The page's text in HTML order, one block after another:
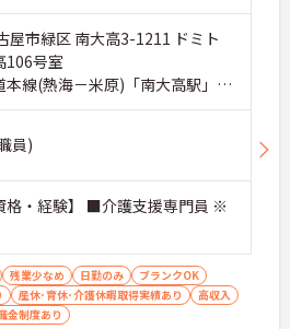
屋市緑区 南大高3-1211 ドミト
106号室
本線(熱海－米原)「南大高駅」徒
員)
格・経験】 ■介護支援専門員 ※
残業少なめ 日勤のみ
ブランクOK
産休･育休･介護休暇取得実績あり
高収入
金制度あり